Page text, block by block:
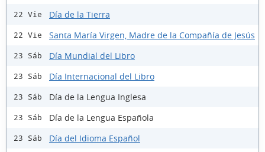
22 Vie Día de la Tierra
22 Vie Santa María Virgen, Madre de la Compañía de Jesús
23 Sáb Día Mundial del Libro
23 Sáb Día Internacional del Libro
23 Sáb Día de la Lengua Inglesa
23 Sáb Día de la Lengua Española
23 Sáb Día del Idioma Español